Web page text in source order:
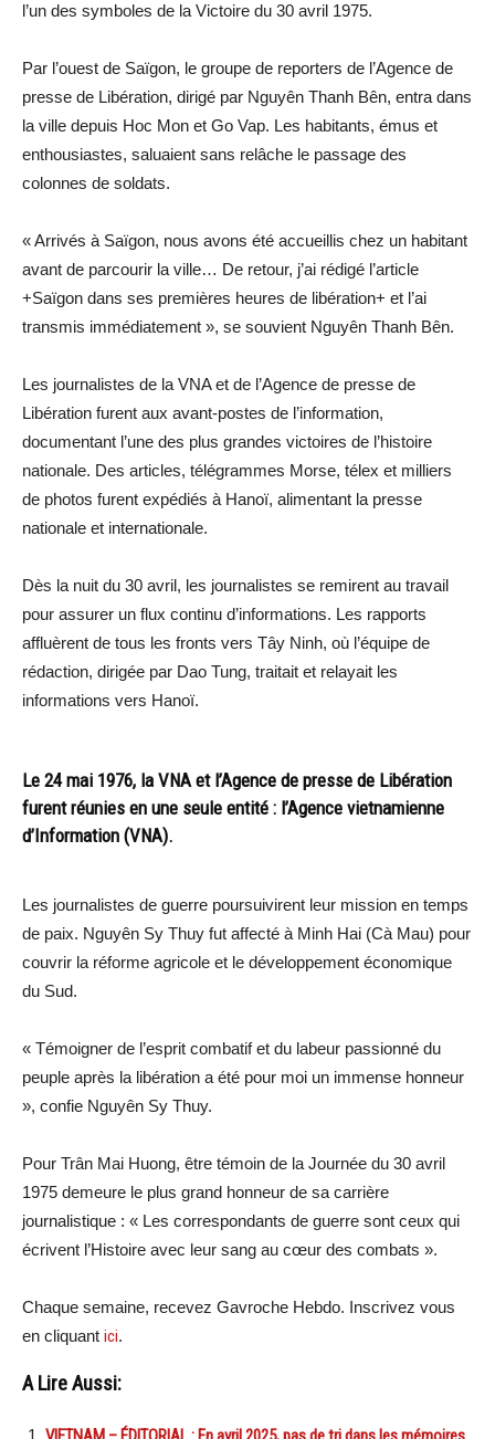
l’un des symboles de la Victoire du 30 avril 1975.
Par l’ouest de Saïgon, le groupe de reporters de l’Agence de
presse de Libération, dirigé par Nguyên Thanh Bên, entra dans
la ville depuis Hoc Mon et Go Vap. Les habitants, émus et
enthousiastes, saluaient sans relâche le passage des
colonnes de soldats.
« Arrivés à Saïgon, nous avons été accueillis chez un habitant
avant de parcourir la ville… De retour, j’ai rédigé l’article
+Saïgon dans ses premières heures de libération+ et l’ai
transmis immédiatement », se souvient Nguyên Thanh Bên.
Les journalistes de la VNA et de l’Agence de presse de
Libération furent aux avant-postes de l’information,
documentant l’une des plus grandes victoires de l’histoire
nationale. Des articles, télégrammes Morse, télex et milliers
de photos furent expédiés à Hanoï, alimentant la presse
nationale et internationale.
Dès la nuit du 30 avril, les journalistes se remirent au travail
pour assurer un flux continu d’informations. Les rapports
affluèrent de tous les fronts vers Tây Ninh, où l’équipe de
rédaction, dirigée par Dao Tung, traitait et relayait les
informations vers Hanoï.
Le 24 mai 1976, la VNA et l’Agence de presse de Libération
furent réunies en une seule entité : l’Agence vietnamienne
d’Information (VNA).
Les journalistes de guerre poursuivirent leur mission en temps
de paix. Nguyên Sy Thuy fut affecté à Minh Hai (Cà Mau) pour
couvrir la réforme agricole et le développement économique
du Sud.
« Témoigner de l’esprit combatif et du labeur passionné du
peuple après la libération a été pour moi un immense honneur
», confie Nguyên Sy Thuy.
Pour Trân Mai Huong, être témoin de la Journée du 30 avril
1975 demeure le plus grand honneur de sa carrière
journalistique : « Les correspondants de guerre sont ceux qui
écrivent l’Histoire avec leur sang au cœur des combats ».
Chaque semaine, recevez Gavroche Hebdo. Inscrivez vous
en cliquant ici.
A Lire Aussi: